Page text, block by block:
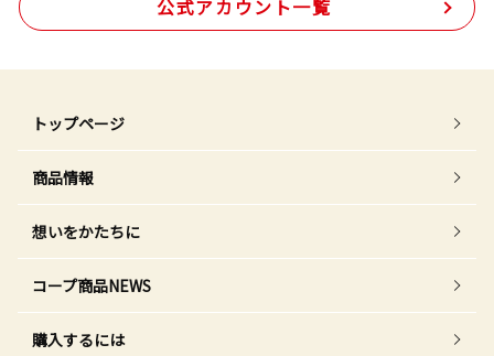
公式アカウント一覧
トップページ
商品情報
想いをかたちに
コープ商品NEWS
購入するには